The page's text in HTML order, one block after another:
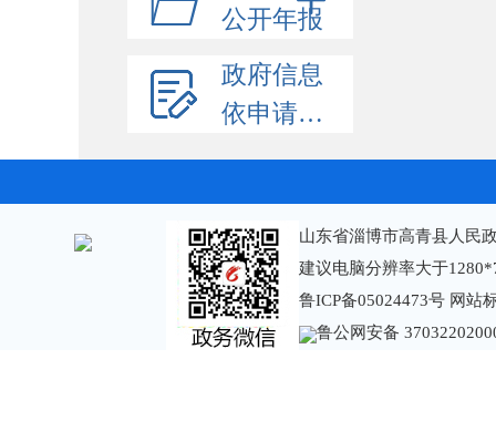
公开年报
政府信息
依申请公开
山东省淄博市高青县人民
建议电脑分辨率大于
鲁ICP备05024473号 网站
鲁公网安备